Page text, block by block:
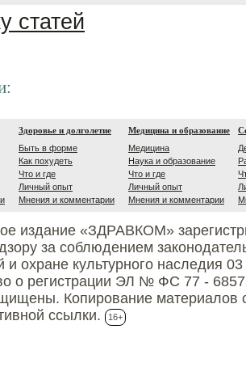
статей
Здоровье и долголетие
Быть в форме
Как похудеть
Что и где
Личный опыт
Мнения и комментарии
Медицина и образование
Медицина
Наука и образование
Что и где
Личный опыт
Мнения и комментарии
издание «ЗДРАВКОМ»
за соблюдением
и охране культурного наследия
о регистрации ЭЛ № ФС 77 -
Копирование материалов
ссылки.
16+